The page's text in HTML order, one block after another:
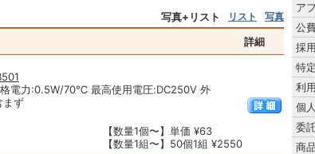
写真+リスト リスト 写真
詳細
電力:0.5W/70℃ 最高使用電圧:DC250V 外
ず
【数量1個〜】単価 ¥63
【数量1組〜】50個1組 ¥2550
ア
公
採
特
利
個
委
商